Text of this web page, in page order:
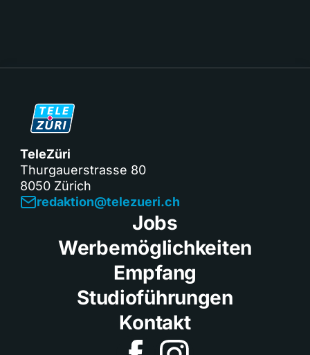
TeleZüri
Thurgauerstrasse 80
8050 Zürich
redaktion@telezueri.ch
Jobs
Werbemöglichkeiten
Empfang
Studioführungen
Kontakt